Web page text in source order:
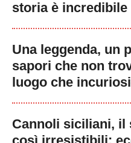
storia è incredibile
Una leggenda, un
sapori che non
luogo che
Cannoli siciliani, il